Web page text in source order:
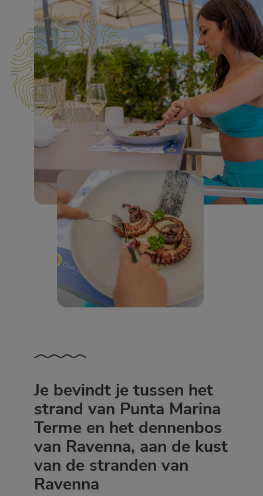
Je bevindt je tussen het
strand van Punta Marina
Terme en het dennenbos
van Ravenna, aan de kust
van de stranden van
Ravenna